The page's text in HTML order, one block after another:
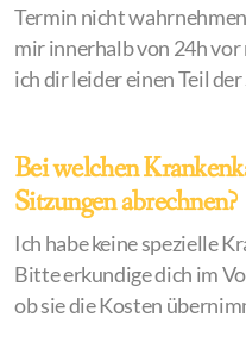
Termin nicht
mir innerhalb von 24h vor
ich dir leider einen Teil
Bei welchen
Sitzungen abrechnen?
Ich habe keine spezielle
Bitte erkundige dich im
ob sie die Kosten